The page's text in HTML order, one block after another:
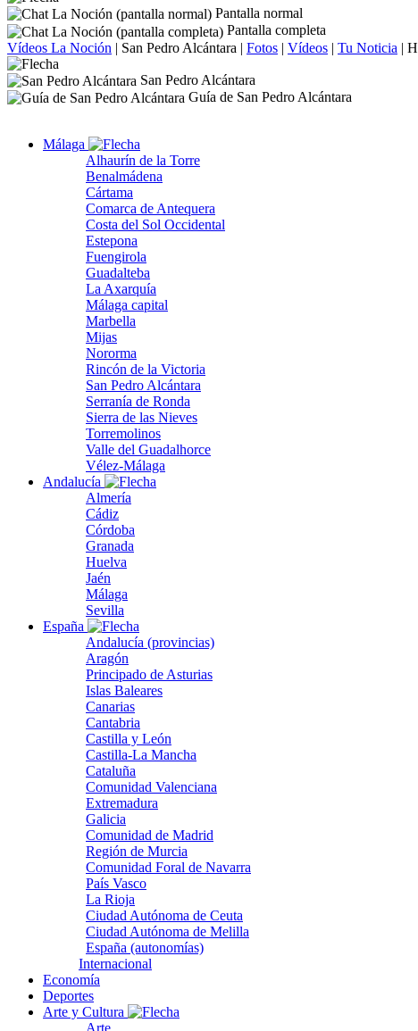
Pantalla normal
Pantalla completa
Vídeos La Noción | San Pedro Alcántara | Fotos | Vídeos | Tu Noticia |
San Pedro Alcántara
Guía de San Pedro Alcántara
Málaga
Alhaurín de la Torre
Benalmádena
Cártama
Comarca de Antequera
Costa del Sol Occidental
Estepona
Fuengirola
Guadalteba
La Axarquía
Málaga capital
Marbella
Mijas
Nororma
Rincón de la Victoria
San Pedro Alcántara
Serranía de Ronda
Sierra de las Nieves
Torremolinos
Valle del Guadalhorce
Vélez-Málaga
Andalucía
Almería
Cádiz
Córdoba
Granada
Huelva
Jaén
Málaga
Sevilla
España
Andalucía (provincias)
Aragón
Principado de Asturias
Islas Baleares
Canarias
Cantabria
Castilla y León
Castilla-La Mancha
Cataluña
Comunidad Valenciana
Extremadura
Galicia
Comunidad de Madrid
Región de Murcia
Comunidad Foral de Navarra
País Vasco
La Rioja
Ciudad Autónoma de Ceuta
Ciudad Autónoma de Melilla
España (autonomías)
Internacional
Economía
Deportes
Arte y Cultura